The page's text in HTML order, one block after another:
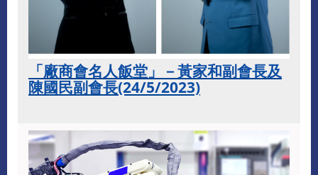
「廠商會名人飯堂」－黃家和副會長及
陳國民副會長(24/5/2023)